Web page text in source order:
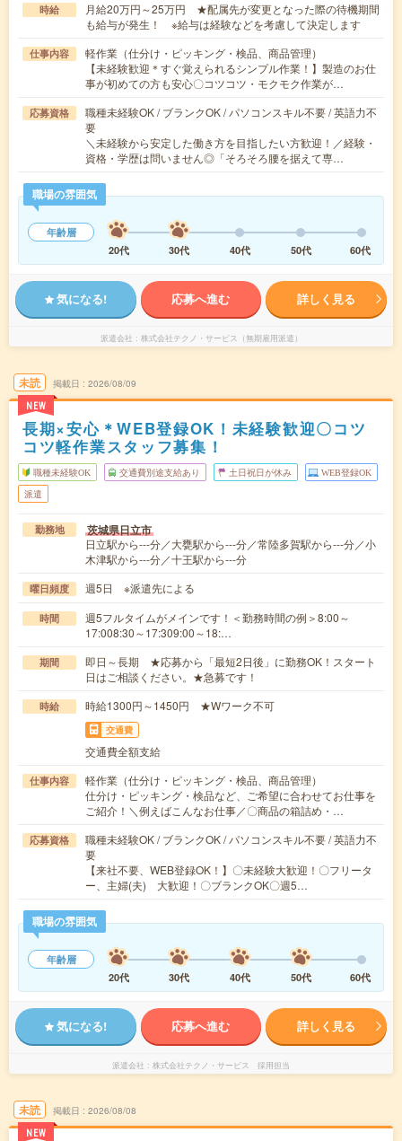
時給
月給20万円～25万円 ★配属先が変更となった際の待機期間
も給与が発生！ ※給与は経験などを考慮して決定します
仕事内容
軽作業（仕分け・ピッキング・検品、商品管理）
【未経験歓迎＊すぐ覚えられるシンプル作業！】製造のお仕
事が初めての方も安心〇コツコツ・モクモク作業が…
応募資格
職種未経験OK / ブランクOK / パソコンスキル不要 / 英語力不
要
＼未経験から安定した働き方を目指したい方歓迎！／経験・
資格・学歴は問いません◎「そろそろ腰を据えて専…
職場の雰囲気
年齢層
20代
30代 40代 50代 60代
気になる! 応募へ進む 詳しく見る
派遣会社 株式会社テクノ・サービス（無期雇用派遣）
未読
NEW
掲載日 2026/08/09
長期×安心＊WEB登録OK！未経験歓迎〇コツ
コツ軽作業スタッフ募集！
職種未経験OK 交通費別途支給あり 土日祝日が休み WEB登録OK
派遣
勤務地 茨城県日立市
日立駅から---分／大甕駅から---分／常陸多賀駅から---分／小
木津駅から---分／十王駅から---分
曜日頻度 週5日 ※派遣先による
時間
週5フルタイムがメインです！＜勤務時間の例＞8:00～
17:008:30～17:309:00～18:…
期間
即日～長期 ★応募から「最短2日後」に勤務OK！スタート
日はご相談ください。★急募です！
時給 時給1300円～1450円 ★Wワーク不可
交通費
交通費全額支給
仕事内容
軽作業（仕分け・ピッキング・検品、商品管理）
仕分け・ピッキング・検品など、ご希望に合わせてお仕事を
ご紹介！＼例えばこんなお仕事／〇商品の箱詰め・…
応募資格
職種未経験OK / ブランクOK / パソコンスキル不要 / 英語力不
要
【来社不要、WEB登録OK！】〇未経験大歓迎！〇フリータ
ー、主婦(夫) 大歓迎！〇ブランクOK〇週5…
職場の雰囲気
年齢層
20代
30代 40代 50代 60代
気になる! 応募へ進む 詳しく見る
派遣会社 株式会社テクノ・サービス 採用担当
未読
NEW
掲載日 2026/08/08